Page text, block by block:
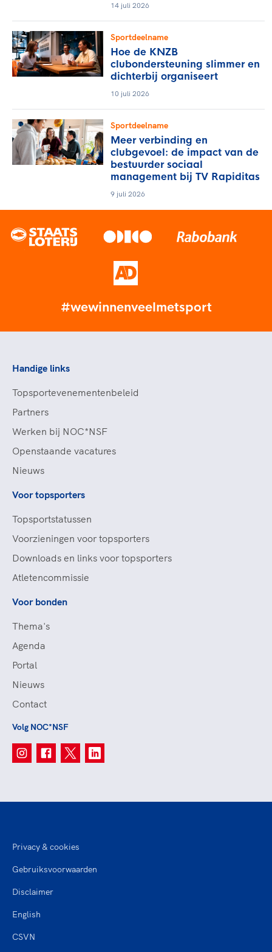
14 juli 2026
Sportdeelname
Hoe de KNZB
clubondersteuning slimmer en
dichterbij organiseert
10 juli 2026
Sportdeelname
Meer verbinding en
clubgevoel: de impact van de
bestuurder sociaal
management bij TV Rapiditas
9 juli 2026
#wewinnenveelmetsport
Handige links
Topsportevenementenbeleid
Partners
Werken bij NOC*NSF
Openstaande vacatures
Nieuws
Voor topsporters
Topsportstatussen
Voorzieningen voor topsporters
Downloads en links voor topsporters
Atletencommissie
Voor bonden
Thema's
Agenda
Portal
Nieuws
Contact
Volg NOC*NSF
Privacy & cookies
Gebruiksvoorwaarden
Disclaimer
English
CSVN